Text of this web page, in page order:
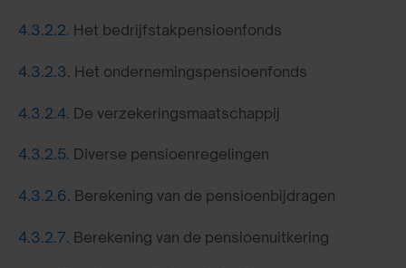
4.3.2.2. Het bedrijfstakpensioenfonds
4.3.2.3. Het ondernemingspensioenfonds
4.3.2.4. De verzekeringsmaatschappij
4.3.2.5. Diverse pensioenregelingen
4.3.2.6. Berekening van de pensioenbijdragen
4.3.2.7. Berekening van de pensioenuitkering